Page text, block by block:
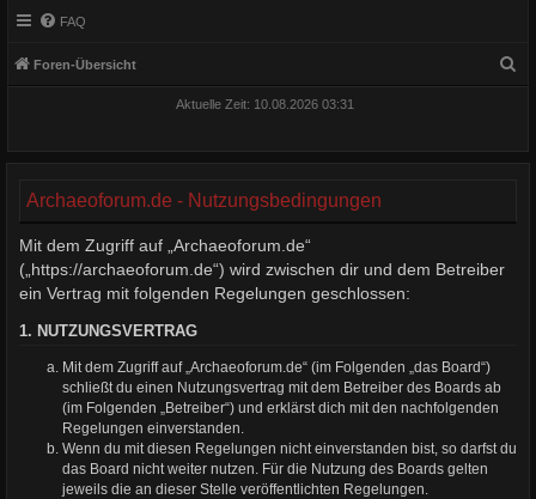
FAQ
Foren-Übersicht
Aktuelle Zeit: 10.08.2026 03:31
Archaeoforum.de - Nutzungsbedingungen
Mit dem Zugriff auf „Archaeoforum.de“
(„https://archaeoforum.de“) wird zwischen dir und dem Betreiber
ein Vertrag mit folgenden Regelungen geschlossen:
1. NUTZUNGSVERTRAG
Mit dem Zugriff auf „Archaeoforum.de“ (im Folgenden „das Board“)
schließt du einen Nutzungsvertrag mit dem Betreiber des Boards ab
(im Folgenden „Betreiber“) und erklärst dich mit den nachfolgenden
Regelungen einverstanden.
Wenn du mit diesen Regelungen nicht einverstanden bist, so darfst du
das Board nicht weiter nutzen. Für die Nutzung des Boards gelten
jeweils die an dieser Stelle veröffentlichten Regelungen.